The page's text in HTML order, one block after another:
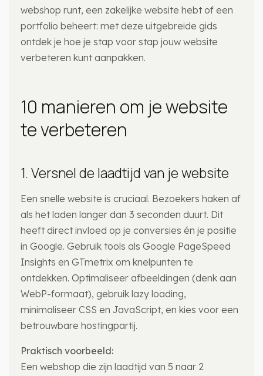
webshop runt, een zakelijke website hebt of een
portfolio beheert: met deze uitgebreide gids
ontdek je hoe je stap voor stap jouw website
verbeteren kunt aanpakken.
10 manieren om je website
te verbeteren
1. Versnel de laadtijd van je website
Een snelle website is cruciaal. Bezoekers haken af
als het laden langer dan 3 seconden duurt. Dit
heeft direct invloed op je conversies én je positie
in Google. Gebruik tools als Google PageSpeed
Insights en GTmetrix om knelpunten te
ontdekken. Optimaliseer afbeeldingen (denk aan
WebP-formaat), gebruik lazy loading,
minimaliseer CSS en JavaScript, en kies voor een
betrouwbare hostingpartij.
Praktisch voorbeeld:
Een webshop die zijn laadtijd van 5 naar 2